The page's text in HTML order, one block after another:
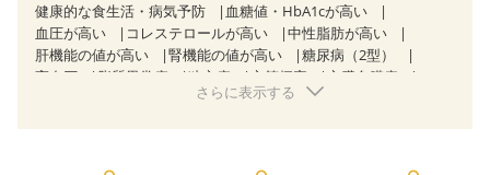
健康的な食生活・病気予防
血糖値・HbA1cが高い
血圧が高い
コレステロールが高い
中性脂肪が高い
肝機能の値が高い
腎機能の値が高い
糖尿病（2型）
高血圧
脂質異常症 狭心症 心筋梗塞
心臓弁膜症
慢性膵炎（移行期・寛解期）
さらに表示する